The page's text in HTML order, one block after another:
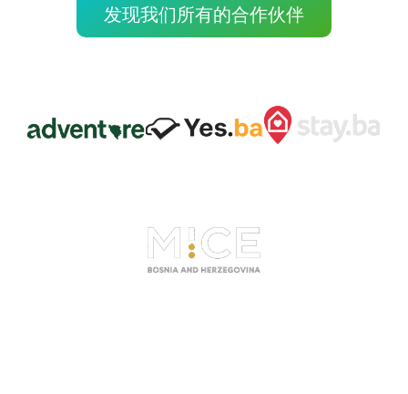
发现我们所有的合作伙伴